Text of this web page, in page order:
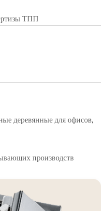
ТПП
деревянные для офисов,
производств